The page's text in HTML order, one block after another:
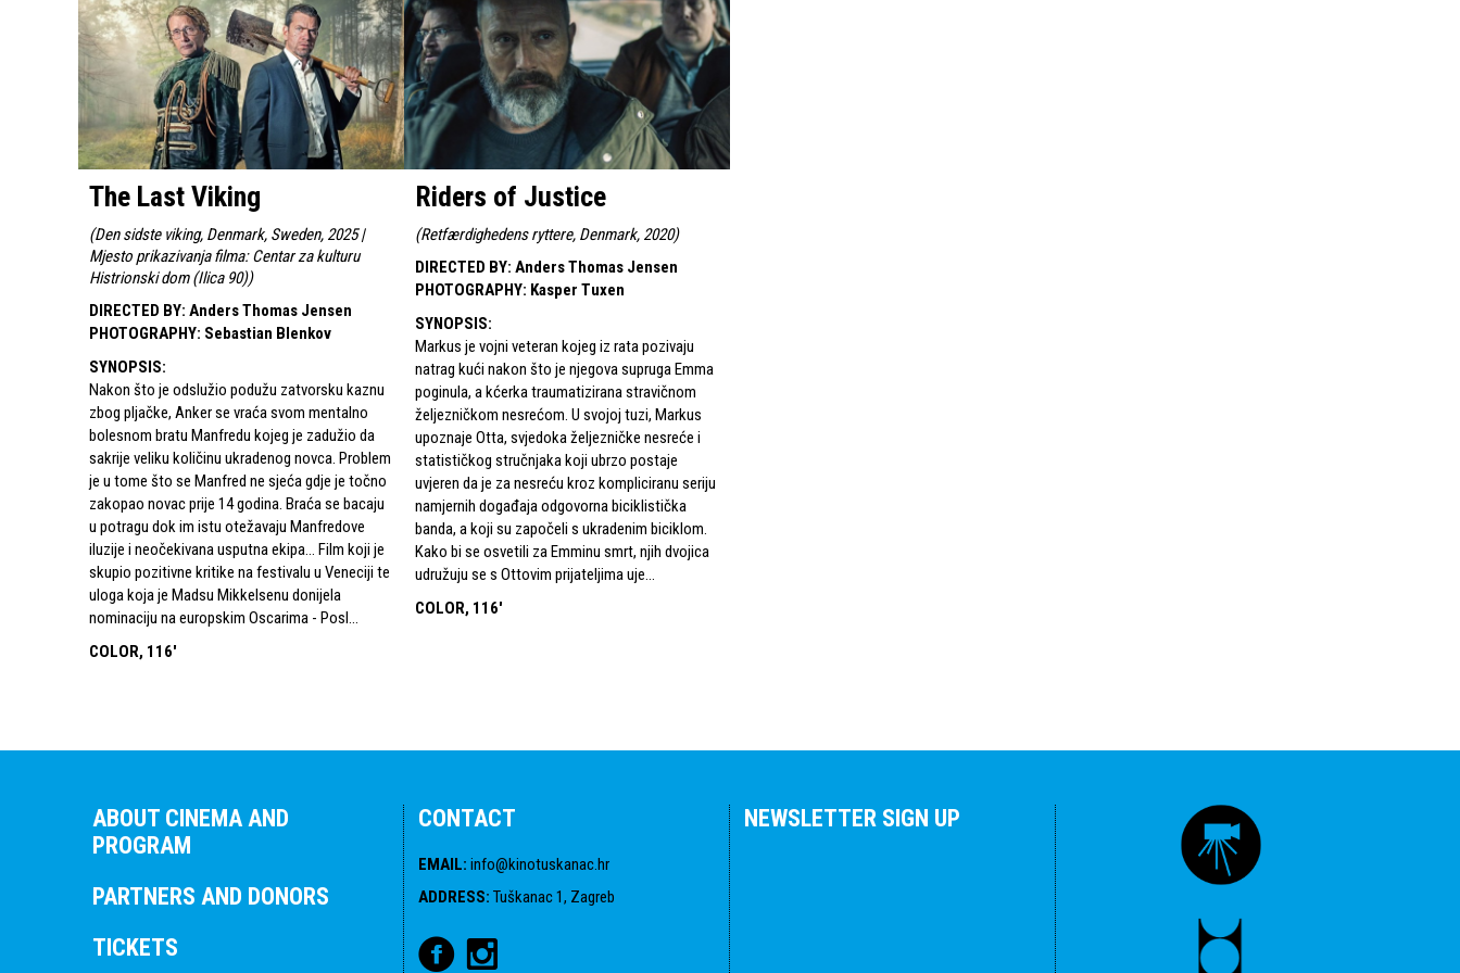
The Last Viking
(Den sidste viking, Denmark, Sweden, 2025 |
Mjesto prikazivanja filma: Centar za kulturu
Histrionski dom (Ilica 90))
DIRECTED BY: Anders Thomas Jensen
PHOTOGRAPHY: Sebastian Blenkov
SYNOPSIS:
Nakon što je odslužio podužu zatvorsku kaznu
zbog pljačke, Anker se vraća svom mentalno
bolesnom bratu Manfredu kojeg je zadužio da
sakrije veliku količinu ukradenog novca. Problem
je u tome što se Manfred ne sjeća gdje je točno
zakopao novac prije 14 godina. Braća se bacaju
u potragu dok im istu otežavaju Manfredove
iluzije i neočekivana usputna ekipa… Film koji je
skupio pozitivne kritike na festivalu u Veneciji te
uloga koja je Madsu Mikkelsenu donijela
nominaciju na europskim Oscarima - Posl...
COLOR, 116'
Riders of Justice
(Retfærdighedens ryttere, Denmark, 2020)
DIRECTED BY: Anders Thomas Jensen
PHOTOGRAPHY: Kasper Tuxen
SYNOPSIS:
Markus je vojni veteran kojeg iz rata pozivaju
natrag kući nakon što je njegova supruga Emma
poginula, a kćerka traumatizirana stravičnom
željezničkom nesrećom. U svojoj tuzi, Markus
upoznaje Otta, svjedoka željezničke nesreće i
statističkog stručnjaka koji ubrzo postaje
uvjeren da je za nesreću kroz kompliciranu seriju
namjernih događaja odgovorna biciklistička
banda, a koji su započeli s ukradenim biciklom.
Kako bi se osvetili za Emminu smrt, njih dvojica
udružuju se s Ottovim prijateljima uje...
COLOR, 116'
ABOUT CINEMA AND
PROGRAM
PARTNERS AND DONORS
TICKETS
CONTACT
EMAIL: info@kinotuskanac.hr
ADDRESS: Tuškanac 1, Zagreb
NEWSLETTER SIGN UP